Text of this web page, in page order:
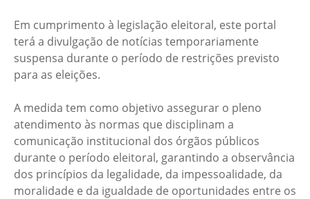
Em cumprimento à legislação eleitoral, este portal
terá a divulgação de notícias temporariamente
suspensa durante o período de restrições previsto
para as eleições.
A medida tem como objetivo assegurar o pleno
atendimento às normas que disciplinam a
comunicação institucional dos órgãos públicos
durante o período eleitoral, garantindo a observância
dos princípios da legalidade, da impessoalidade, da
moralidade e da igualdade de oportunidades entre os